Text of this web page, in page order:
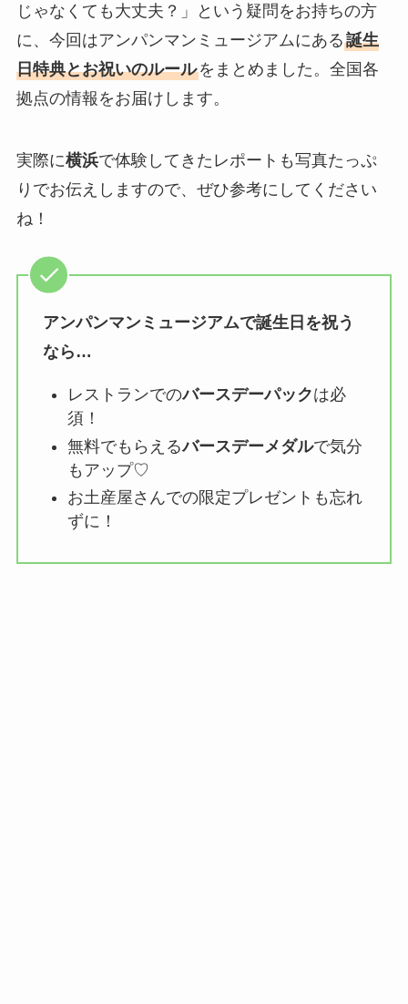
じゃなくても大丈夫？」という疑問をお持ちの方
に、今回はアンパンマンミュージアムにある誕生
日特典とお祝いのルールをまとめました。全国各
拠点の情報をお届けします。
実際に横浜で体験してきたレポートも写真たっぷ
りでお伝えしますので、ぜひ参考にしてください
ね！
アンパンマンミュージアムで誕生日を祝う
なら…
レストランでのバースデーパックは必
須！
無料でもらえるバースデーメダルで気分
もアップ♡
お土産屋さんでの限定プレゼントも忘れ
ずに！